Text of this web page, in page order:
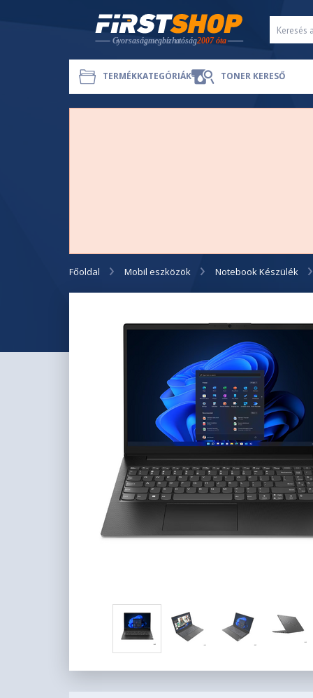
TERMÉKKATEGÓRIÁK TONER KERESŐ
Főoldal Mobil eszközök Notebook Készülék